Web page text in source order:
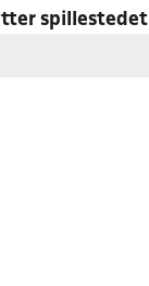
spillestedet